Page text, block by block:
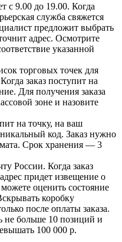
с 9.00 до 19.00. Когда
служба свяжется
предложит выбрать
адрес. Осмотрите
указанной
торговых точек для
заказ поступит на
Для получения заказа
зоне и назовите
на точку, на ваш
код. Заказ нужно
Срок хранения — 3
России. Когда заказ
придет извещение о
оценить состояние
коробку
после оплаты заказа.
не больше 10 позиций и
100 000 р.